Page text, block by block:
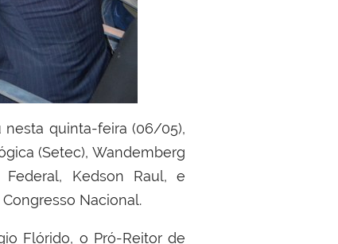
(Setec), Wandemberg
Kedson Raul, e
Nacional.
Flórido, o Pró-Reitor de